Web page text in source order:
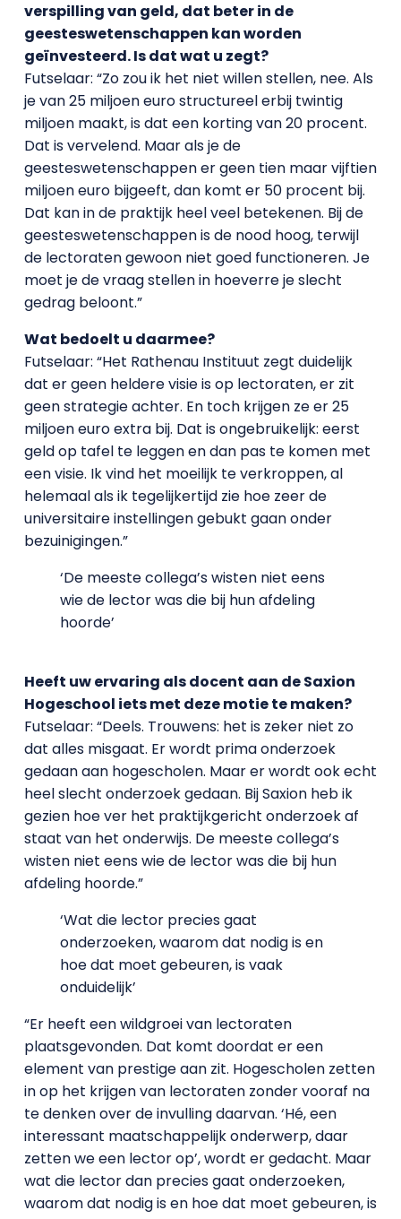
verspilling van geld, dat beter in de
geesteswetenschappen kan worden
geïnvesteerd. Is dat wat u zegt?
Futselaar: “Zo zou ik het niet willen stellen, nee. Als
je van 25 miljoen euro structureel erbij twintig
miljoen maakt, is dat een korting van 20 procent.
Dat is vervelend. Maar als je de
geesteswetenschappen er geen tien maar vijftien
miljoen euro bijgeeft, dan komt er 50 procent bij.
Dat kan in de praktijk heel veel betekenen. Bij de
geesteswetenschappen is de nood hoog, terwijl
de lectoraten gewoon niet goed functioneren. Je
moet je de vraag stellen in hoeverre je slecht
gedrag beloont.”
Wat bedoelt u daarmee?
Futselaar: “Het Rathenau Instituut zegt duidelijk
dat er geen heldere visie is op lectoraten, er zit
geen strategie achter. En toch krijgen ze er 25
miljoen euro extra bij. Dat is ongebruikelijk: eerst
geld op tafel te leggen en dan pas te komen met
een visie. Ik vind het moeilijk te verkroppen, al
helemaal als ik tegelijkertijd zie hoe zeer de
universitaire instellingen gebukt gaan onder
bezuinigingen.”
‘De meeste collega’s wisten niet eens
wie de lector was die bij hun afdeling
hoorde’
Heeft uw ervaring als docent aan de Saxion
Hogeschool iets met deze motie te maken?
Futselaar: “Deels. Trouwens: het is zeker niet zo
dat alles misgaat. Er wordt prima onderzoek
gedaan aan hogescholen. Maar er wordt ook echt
heel slecht onderzoek gedaan. Bij Saxion heb ik
gezien hoe ver het praktijkgericht onderzoek af
staat van het onderwijs. De meeste collega’s
wisten niet eens wie de lector was die bij hun
afdeling hoorde.”
‘Wat die lector precies gaat
onderzoeken, waarom dat nodig is en
hoe dat moet gebeuren, is vaak
onduidelijk’
“Er heeft een wildgroei van lectoraten
plaatsgevonden. Dat komt doordat er een
element van prestige aan zit. Hogescholen zetten
in op het krijgen van lectoraten zonder vooraf na
te denken over de invulling daarvan. ‘Hé, een
interessant maatschappelijk onderwerp, daar
zetten we een lector op’, wordt er gedacht. Maar
wat die lector dan precies gaat onderzoeken,
waarom dat nodig is en hoe dat moet gebeuren, is